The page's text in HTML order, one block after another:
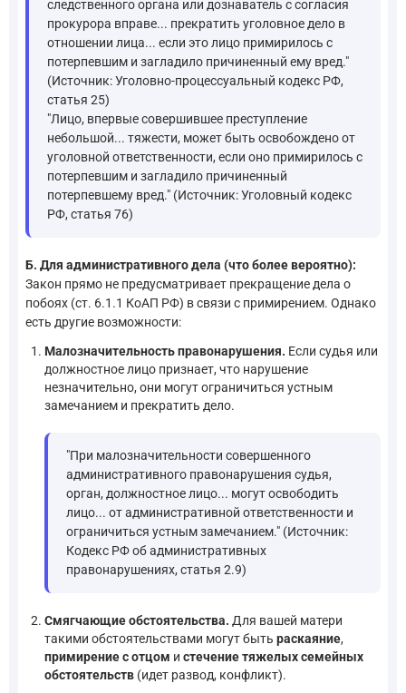
следственного органа или дознаватель с согласия
прокурора вправе... прекратить уголовное дело в
отношении лица... если это лицо примирилось с
потерпевшим и загладило причиненный ему вред."
(Источник: Уголовно-процессуальный кодекс РФ,
статья 25)
"Лицо, впервые совершившее преступление
небольшой... тяжести, может быть освобождено от
уголовной ответственности, если оно примирилось с
потерпевшим и загладило причиненный
потерпевшему вред." (Источник: Уголовный кодекс
РФ, статья 76)
Б. Для административного дела (что более вероятно):
Закон прямо не предусматривает прекращение дела о
побоях (ст. 6.1.1 КоАП РФ) в связи с примирением. Однако
есть другие возможности:
Малозначительность правонарушения. Если судья или
должностное лицо признает, что нарушение
незначительно, они могут ограничиться устным
замечанием и прекратить дело.
"При малозначительности совершенного
административного правонарушения судья,
орган, должностное лицо... могут освободить
лицо... от административной ответственности и
ограничиться устным замечанием." (Источник:
Кодекс РФ об административных
правонарушениях, статья 2.9)
Смягчающие обстоятельства. Для вашей матери
такими обстоятельствами могут быть раскаяние,
примирение с отцом и стечение тяжелых семейных
обстоятельств (идет развод, конфликт).